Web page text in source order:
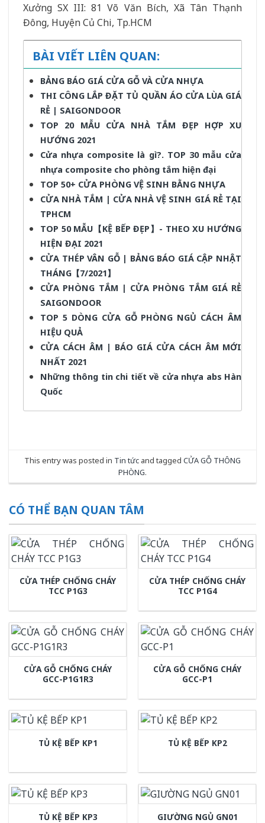
Xưởng SX III: 81 Võ Văn Bích, Xã Tân Thạnh
Đông, Huyện Củ Chi, Tp.HCM
BÀI VIẾT LIÊN QUAN:
BẢNG BÁO GIÁ CỬA GỖ VÀ CỬA NHỰA
THI CÔNG LẮP ĐẶT TỦ QUẦN ÁO CỬA LÙA GIÁ
RẺ | SAIGONDOOR
TOP 20 MẪU CỬA NHÀ TẮM ĐẸP HỢP XU
HƯỚNG 2021
Cửa nhựa composite là gì?. TOP 30 mẫu cửa
nhựa composite cho phòng tắm hiện đại
TOP 50+ CỬA PHÒNG VỆ SINH BẰNG NHỰA
CỬA NHÀ TẮM | CỬA NHÀ VỆ SINH GIÁ RẺ TẠI
TPHCM
TOP 50 MẪU【KỆ BẾP ĐẸP】- THEO XU HƯỚNG
HIỆN ĐẠI 2021
CỬA THÉP VÂN GỖ | BẢNG BÁO GIÁ CẬP NHẬT
THÁNG【7/2021】
CỬA PHÒNG TẮM | CỬA PHÒNG TẮM GIÁ RẺ
SAIGONDOOR
TOP 5 DÒNG CỬA GỖ PHÒNG NGỦ CÁCH ÂM
HIỆU QUẢ
CỬA CÁCH ÂM | BÁO GIÁ CỬA CÁCH ÂM MỚI
NHẤT 2021
Những thông tin chi tiết về cửa nhựa abs Hàn
Quốc
This entry was posted in Tin tức and tagged CỬA GỖ THÔNG
PHÒNG.
CÓ THỂ BẠN QUAN TÂM
CỬA THÉP CHỐNG CHÁY
TCC P1G3
CỬA THÉP CHỐNG CHÁY
TCC P1G4
CỬA GỖ CHỐNG CHÁY
GCC-P1G1R3
CỬA GỖ CHỐNG CHÁY
GCC-P1
TỦ KỆ BẾP KP1 TỦ KỆ BẾP KP2
TỦ KỆ BẾP KP3 GIƯỜNG NGỦ GN01